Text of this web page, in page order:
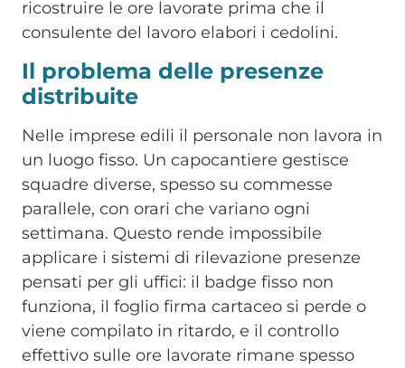
ricostruire le ore lavorate prima che il
consulente del lavoro elabori i cedolini.
Il problema delle presenze
distribuite
Nelle imprese edili il personale non lavora in
un luogo fisso. Un capocantiere gestisce
squadre diverse, spesso su commesse
parallele, con orari che variano ogni
settimana. Questo rende impossibile
applicare i sistemi di rilevazione presenze
pensati per gli uffici: il badge fisso non
funziona, il foglio firma cartaceo si perde o
viene compilato in ritardo, e il controllo
effettivo sulle ore lavorate rimane spesso